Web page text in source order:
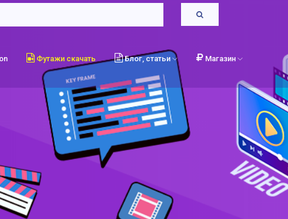
Футажи скачать Блог, статьи Магазин